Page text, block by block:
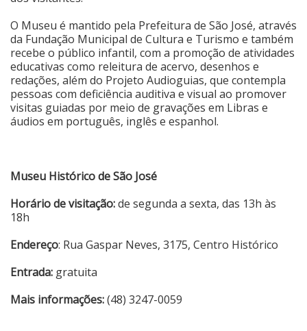
O Museu é mantido pela Prefeitura de São José, através
da Fundação Municipal de Cultura e Turismo e também
recebe o público infantil, com a promoção de atividades
educativas como releitura de acervo, desenhos e
redações, além do Projeto Audioguias, que contempla
pessoas com deficiência auditiva e visual ao promover
visitas guiadas por meio de gravações em Libras e
áudios em português, inglês e espanhol.
Museu Histórico de São José
Horário de visitação:de segunda a sexta, das 13h às
18h
Endereço: Rua Gaspar Neves, 3175, Centro Histórico
Entrada: gratuita
Mais informações:(48) 3247-0059